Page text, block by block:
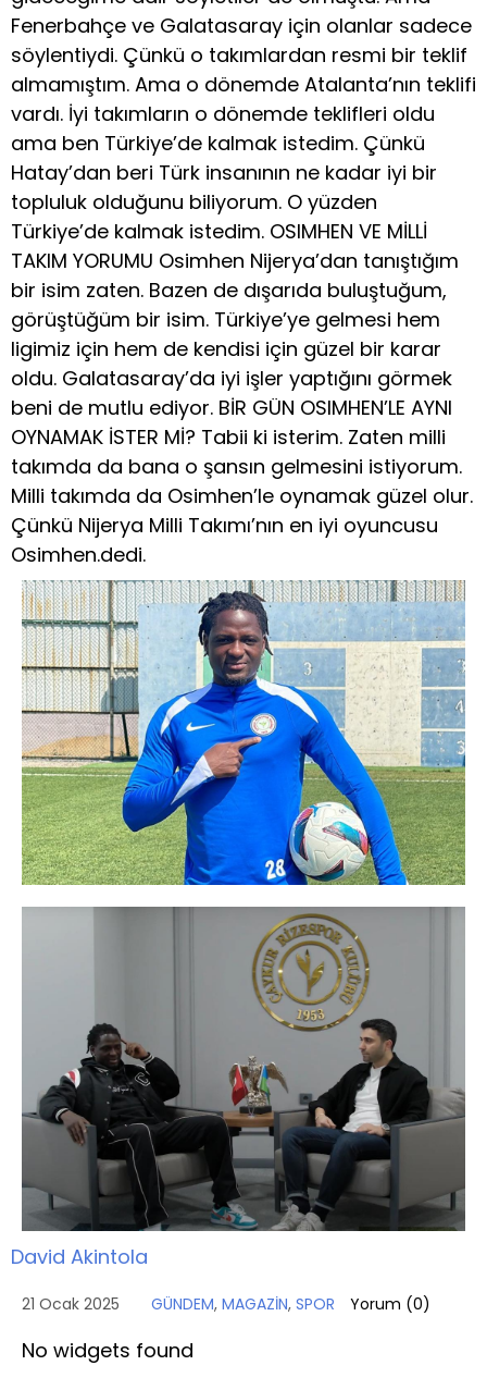
Fenerbahçe ve Galatasaray için olanlar sadece
söylentiydi. Çünkü o takımlardan resmi bir teklif
almamıştım. Ama o dönemde Atalanta’nın teklifi
vardı. İyi takımların o dönemde teklifleri oldu
ama ben Türkiye’de kalmak istedim. Çünkü
Hatay’dan beri Türk insanının ne kadar iyi bir
topluluk olduğunu biliyorum. O yüzden
Türkiye’de kalmak istedim. OSIMHEN VE MİLLİ
TAKIM YORUMU Osimhen Nijerya’dan tanıştığım
bir isim zaten. Bazen de dışarıda buluştuğum,
görüştüğüm bir isim. Türkiye’ye gelmesi hem
ligimiz için hem de kendisi için güzel bir karar
oldu. Galatasaray’da iyi işler yaptığını görmek
beni de mutlu ediyor. BİR GÜN OSIMHEN’LE AYNI
OYNAMAK İSTER Mİ? Tabii ki isterim. Zaten milli
takımda da bana o şansın gelmesini istiyorum.
Milli takımda da Osimhen’le oynamak güzel olur.
Çünkü Nijerya Milli Takımı’nın en iyi oyuncusu
Osimhen.dedi.
David Akintola
21 Ocak 2025 GÜNDEM, MAGAZİN, SPOR Yorum (0)
No widgets found